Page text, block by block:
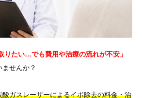
りたい…でも費用や治療の流れが不安」
せんか？
酸ガスレーザーによるイボ除去の料金・治